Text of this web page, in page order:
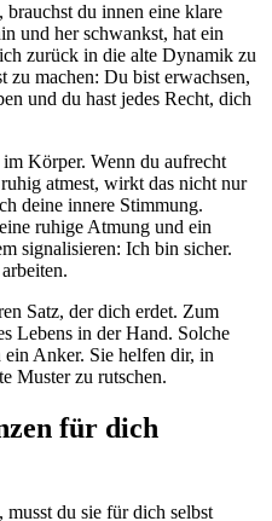
du innen eine klare
und her schwankst, hat ein
zurück in die alte Dynamik zu
zu machen: Du bist erwachsen,
und du hast jedes Recht, dich
Körper. Wenn du aufrecht
atmest, wirkt das nicht nur
deine innere Stimmung.
ruhige Atmung und ein
signalisieren: Ich bin sicher.
Satz, der dich erdet. Zum
Lebens in der Hand. Solche
ein Anker. Sie helfen dir, in
Muster zu rutschen.
für dich
du sie für dich selbst